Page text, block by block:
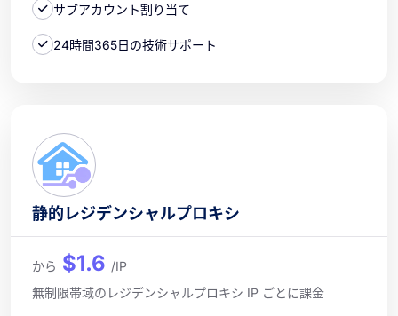
サブアカウント割り当て
24時間365日の技術サポート
静的レジデンシャルプロキシ
から $1.6 /IP
無制限帯域のレジデンシャルプロキシ IP ごとに課金